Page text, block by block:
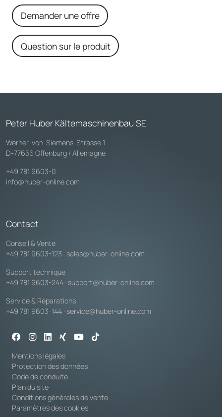
Demander une offre
Question sur le produit
Peter Huber Kältemaschinenbau SE
Werner-von-Siemens-Strasse 1
D-77656 Offenburg / Allemagne
+49 781 9603-0
info@huber-online.com
Contact
Conseil & Vente
+49 781 9603-123 · sales@huber-online.com
Support technique
+49 781 9603-244 · support@huber-online.com
Service & Réparations
+49 781 9603-144 · service@huber-online.com
Mentions légales
Protection des données
Code de conduite
Plan du site
Conditions générales de vente
Paramètres des cookies